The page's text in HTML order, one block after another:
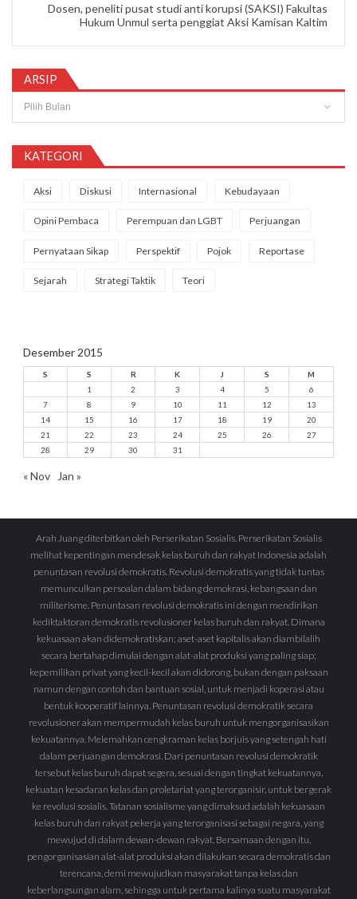
Dosen, peneliti pusat studi anti korupsi (SAKSI) Fakultas
Hukum Unmul serta penggiat Aksi Kamisan Kaltim
ARSIP
KATEGORI
Aksi Diskusi Internasional Kebudayaan
Opini Pembaca Perempuan dan LGBT Perjuangan
Pernyataan Sikap Perspektif Pojok Reportase
Sejarah Strategi Taktik Teori
Desember 2015
S S R K J S
M
1
2 3 4 5
6
7
8 9 10 11 12
13
14
15 16 17 18 19
20
21
22 23 24 25 26
27
28
29 30 31
« Nov Jan »
Arah Juang diterbitkan oleh Perserikatan Sosialis. Perserikatan Sosialis
melihat kepentingan mendesak kelas buruh dan rakyat Indonesia adalah
penuntasan revolusi demokratis. Revolusi demokratis yang tidak tuntas
memunculkan persoalan dalam bidang demokrasi, kebangsaan dan
militerisme. Penuntasan revolusi demokratis ini dengan mendirikan
kediktaktoran demokratis revolusioner kelas buruh dan rakyat. Dimana
kekuasaan akan didemokratiskan; aset-aset kapitalis akan diambilalih
secara bertahap dimulai dengan alat-alat produksi yang paling siap;
kepemilikan privat yang kecil-kecil akan didorong, bukan dengan paksaan
namun dengan contoh dan bantuan sosial, untuk menjadi koperasi atau
bentuk kooperatif lainnya. Penuntasan revolusi demokratik secara
revolusioner akan mempermudah kelas buruh untuk mengorganisasikan
kekuatannya. Melemahkan cengkraman kelas borjuis yang setengah hati
dalam perjuangan demokrasi. Dari penuntasan revolusi demokratik
tersebut kelas buruh dapat segera, sesuai dengan tingkat kekuatannya,
kekuatan kesadaran kelas dan proletariat yang terorganisir, untuk bergerak
ke revolusi sosialis. Tatanan sosialisme yang dimaksud adalah kekuasaan
kelas buruh dan rakyat pekerja yang terorganisasi sebagai negara, yang
mewujud di dalam dewan-dewan rakyat. Bersamaan dengan itu,
pengorganisasian alat-alat produksi akan dilakukan secara demokratis dan
terencana, demi mewujudkan masyarakat tanpa kelas dan
keberlangsungan alam, sehingga untuk pertama kalinya suatu masyarakat